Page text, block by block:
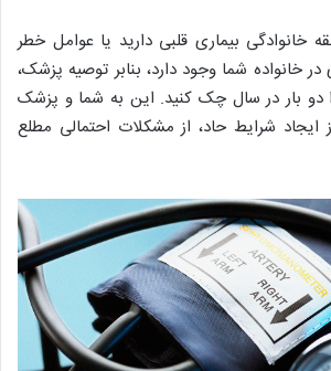
خانوادگی بیماری قلبی دارید یا عوامل خطر
در خانواده شما وجود دارد، بنابر توصیه پزشک،
دو بار در سال چک کنید. این به شما و پزشک
شرایط حاد، از مشکلات احتمالی مطلع